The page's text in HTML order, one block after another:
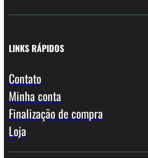
LINKS RÁPIDOS
Contato
Minha conta
Finalização de compra
Loja